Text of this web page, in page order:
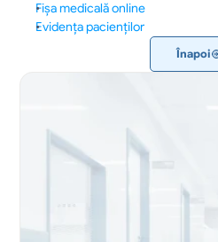
Fișa medicală online
Evidența pacienților
Înapoi